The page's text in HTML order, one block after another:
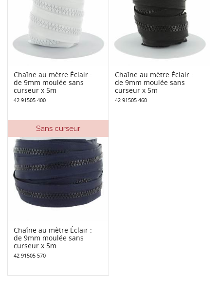
Chaîne au mètre Éclair :
de 9mm moulée sans
curseur x 5m
42 91505 400
Chaîne au mètre Éclair :
de 9mm moulée sans
curseur x 5m
42 91505 460
Sans curseur
Chaîne au mètre Éclair :
de 9mm moulée sans
curseur x 5m
42 91505 570